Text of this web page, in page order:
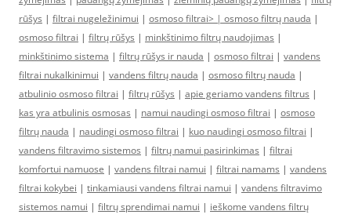
rūšys | filtrai nugeležinimui | osmoso filtrai> | osmoso filtrų nauda |
osmoso filtrai | filtrų rūšys | minkštinimo filtrų naudojimas |
minkštinimo sistema | filtrų rūšys ir nauda | osmoso filtrai | vandens
filtrai nukalkinimui | vandens filtrų nauda | osmoso filtrų nauda |
atbulinio osmoso filtrai | filtrų rūšys | apie geriamo vandens filtrus |
kas yra atbulinis osmosas | namui naudingi osmoso filtrai | osmoso
filtrų nauda | naudingi osmoso filtrai | kuo naudingi osmoso filtrai |
vandens filtravimo sistemos | filtrų namui pasirinkimas | filtrai
komfortui namuose | vandens filtrai namui | filtrai namams | vandens
filtrai kokybei | tinkamiausi vandens filtrai namui | vandens filtravimo
sistemos namui | filtrų sprendimai namui | ieškome vandens filtrų